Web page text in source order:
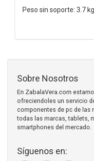
Peso sin soporte: 3.7 kg
Sobre Nosotros
En ZabalaVera.com
ofreciendoles un servicio
componentes de pc de las
todas las marcas, tablets,
smartphones del mercado.
Síguenos en: